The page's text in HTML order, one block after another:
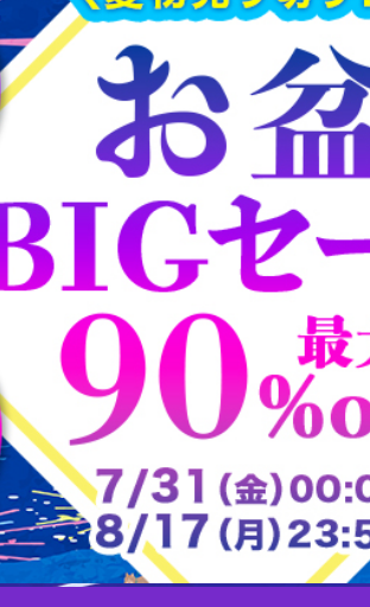
紋つき色無地 付け下げ
留袖
リサイクル振袖・打掛
リサイクル羽織 リサイクル
リサイクル道中着 リサイクル
大正ロマン羽織
長襦袢 和装下着
急須 鉄瓶
茶托
書画 Baccarat
WEDGWOOD
古伊万里焼 伊賀焼 古曽部焼
虫明焼 赤膚焼
京焼 九谷焼
出石焼
平戸焼
有田焼
朝日焼 楽山焼
瀬戸焼
益子焼
砥部焼
粟田焼 紀州焼
薩摩焼
赤膚山焼 鍋島焼
高取焼
尾戸焼 布志名焼